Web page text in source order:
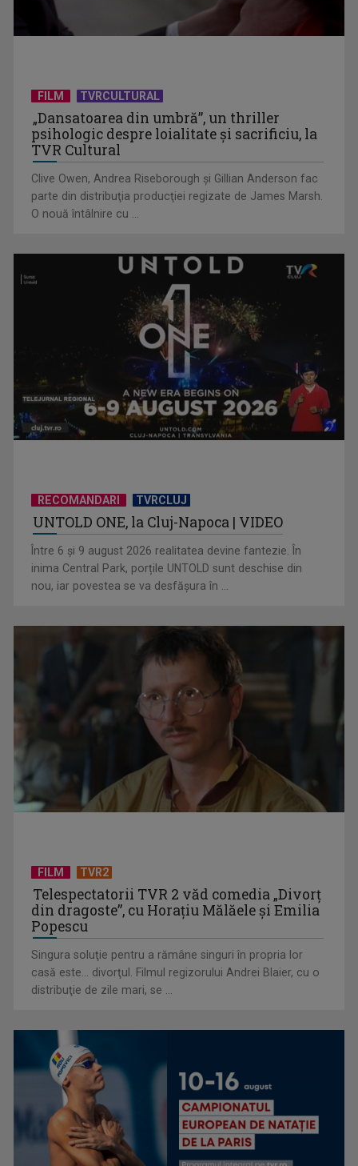
în România”, un ...
Piesa „Inimă, nu fi de piatră” a Corinei Chiriac ia argintul în
Hora care unește generații | VIDEO
Piesa Angelei Similea „După noapte vine zi” – pe podium şi
acum în inimile ...
Cum ne-a îmbolnăvit telefonul și cum salvarea era mereu
FILM TVRCULTURAL
„Dansatoarea din umbră”, un thriller
psihologic despre loialitate și sacrificiu, la
TVR Cultural
Clive Owen, Andrea Riseborough şi Gillian Anderson fac
parte din distribuţia producţiei regizate de James Marsh.
O nouă întâlnire cu ...
RECOMANDARI TVRCLUJ
UNTOLD ONE, la Cluj-Napoca | VIDEO
Între 6 și 9 august 2026 realitatea devine fantezie. În
inima Central Park, porțile UNTOLD sunt deschise din
nou, iar povestea se va desfășura în ...
FILM TVR2
Telespectatorii TVR 2 văd comedia „Divorţ
din dragoste”, cu Horaţiu Mălăele şi Emilia
Popescu
Singura soluţie pentru a rămâne singuri în propria lor
casă este... divorţul. Filmul regizorului Andrei Blaier, cu o
distribuţie de zile mari, se ...